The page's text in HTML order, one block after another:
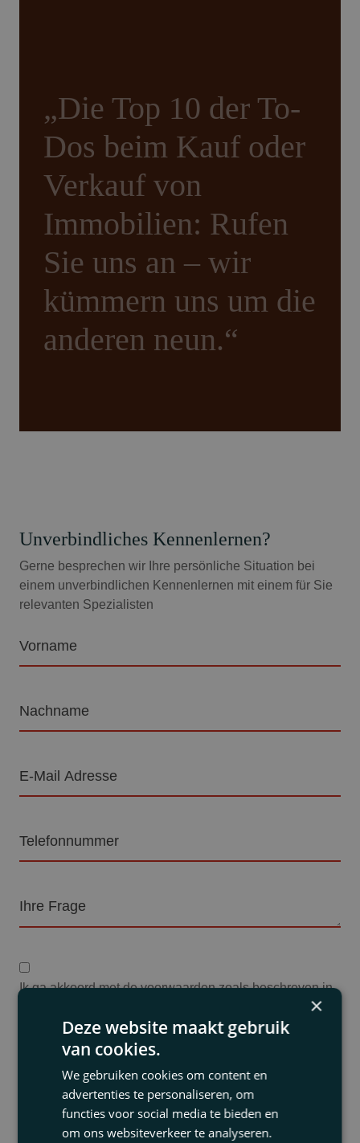
„Die Top 10 der To-
Dos beim Kauf oder
Verkauf von
Immobilien: Rufen
Sie uns an – wir
kümmern uns um die
anderen neun.“
Unverbindliches Kennenlernen?
Gerne besprechen wir Ihre persönliche Situation bei
einem unverbindlichen Kennenlernen mit einem für Sie
relevanten Spezialisten
Mail
Privacyverklaring
Ik ga akkoord met de voorwaarden zoals beschreven in
Einer unserer Berater wird sich spätestens innerhalb
eines Werktages mit Ihnen in Verbindung setzen, um
einen Termin zu vereinbaren
×
Deze website maakt gebruik
van cookies.
We gebruiken cookies om content en
advertenties te personaliseren, om
functies voor social media te bieden en
om ons websiteverkeer te analyseren.